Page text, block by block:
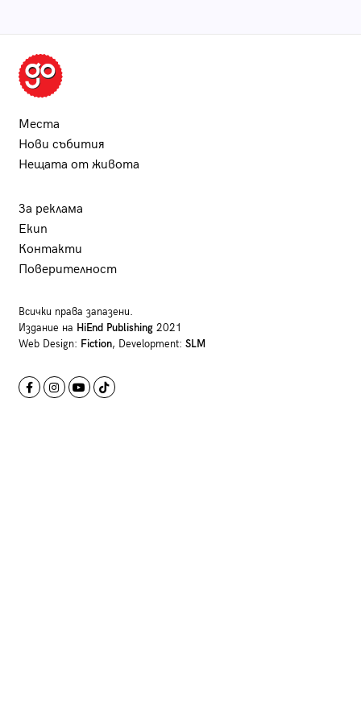
Места
Нови събития
Нещата от живота
За реклама
Екип
Контакти
Поверителност
Всички права запазени.
Издание на HiEnd Publishing2021
Web Design: Fiction, Development: SLM